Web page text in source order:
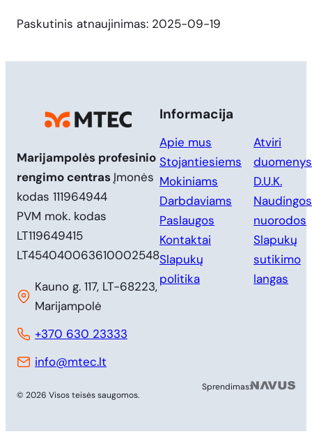
Paskutinis atnaujinimas: 2025-09-19
Marijampolės profesinio
rengimo centras Įmonės
kodas 111964944
PVM mok. kodas
LT119649415
LT454040063610002548
Kauno g. 117, LT-68223,
Marijampolė
+370 630 23333
info@mtec.lt
Informacija
Apie mus
Stojantiesiems
Mokiniams
Darbdaviams
Paslaugos
Kontaktai
Slapukų
politika
Atviri
duomenys
D.U.K.
Naudingos
nuorodos
Slapukų
sutikimo
langas
© 2026 Visos teisės saugomos.
Sprendimas: MB